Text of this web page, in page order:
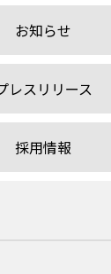
お知らせ
レスリリース
採用情報